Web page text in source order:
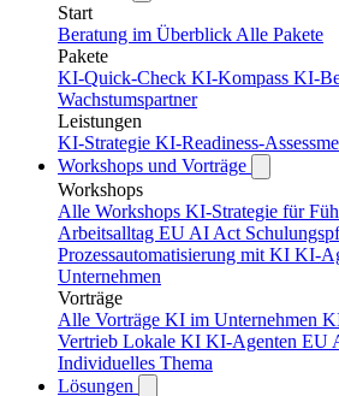
Start
Beratung im Überblick Alle Pakete
Pakete
KI-Quick-Check KI-Kompass KI-
Wachstumspartner
Leistungen
KI-Strategie KI-Readiness-
Workshops und Vorträge
Workshops
Alle Workshops KI-Strategie für
Arbeitsalltag EU AI Act
Prozessautomatisierung mit KI KI-
Unternehmen
Vorträge
Alle Vorträge KI im Unternehmen
Vertrieb Lokale KI KI-Agenten EU
Individuelles Thema
Lösungen